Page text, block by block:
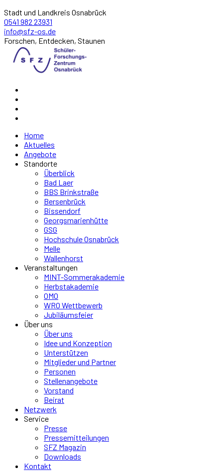
Stadt und Landkreis Osnabrück
0541 982 23931
info@sfz-os.de
Forschen, Entdecken, Staunen
Home
Aktuelles
Angebote
Standorte
Überblick
Bad Laer
BBS Brinkstraße
Bersenbrück
Bissendorf
Georgsmarienhütte
GSG
Hochschule Osnabrück
Melle
Wallenhorst
Veranstaltungen
MINT-Sommerakademie
Herbstakademie
OMO
WRO Wettbewerb
Jubiläumsfeier
Über uns
Über uns
Idee und Konzeption
Unterstützen
Mitglieder und Partner
Personen
Stellenangebote
Vorstand
Beirat
Netzwerk
Service
Presse
Pressemitteilungen
SFZ Magazin
Downloads
Kontakt